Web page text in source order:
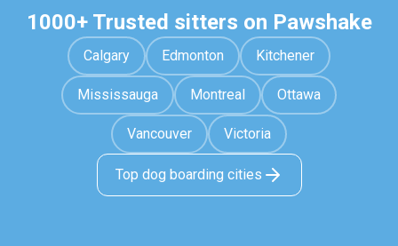
1000+ Trusted sitters on Pawshake
Calgary Edmonton Kitchener
Mississauga Montreal Ottawa
Vancouver Victoria
Top dog boarding cities